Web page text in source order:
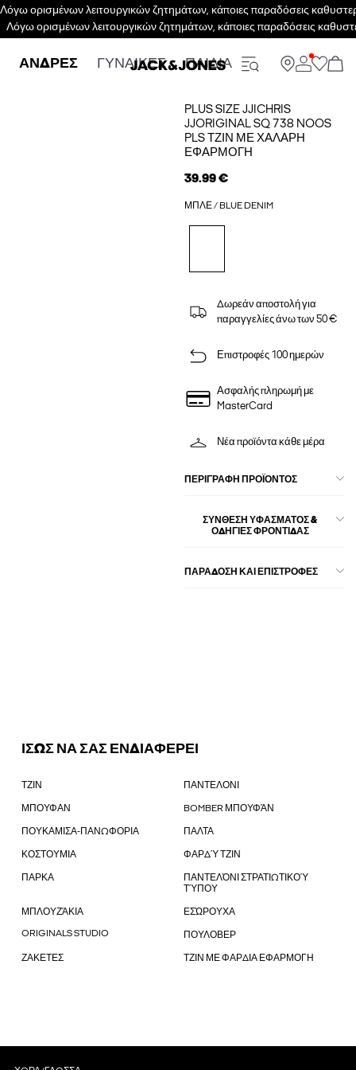
Λόγω ορισμένων λειτουργικών ζητημάτων, κάποιες παραδόσεις
Λόγω ορισμένων λειτουργικών ζητημάτων, κάποιες παραδόσεις
ΑΝΔΡΕΣ ΓΥΝΑΙΚΕΣ ΠΑΙΔΙΑ
PLUS SIZE JJICHRIS
JJORIGINAL SQ 738 NOOS
PLS ΤΖΙΝ ΜΕ ΧΑΛΑΡΉ
ΕΦΑΡΜΟΓΉ
39.99 €
ΜΠΛΕ / BLUE DENIM
Δωρεάν αποστολή για
παραγγελίες άνω των 50 €
Επιστροφές 100 ημερών
Ασφαλής πληρωμή με
MasterCard
Νέα προϊόντα κάθε μέρα
ΠΕΡΙΓΡΑΦΉ ΠΡΟΪΌΝΤΟΣ
ΣΎΝΘΕΣΗ ΥΦΆΣΜΑΤΟΣ &
ΟΔΗΓΊΕΣ ΦΡΟΝΤΊΔΑΣ
ΠΑΡΑΔΟΣΗ ΚΑΙ ΕΠΙΣΤΡΟΦΕΣ
ΙΣΩΣ ΝΑ ΣΑΣ ΕΝΔΙΑΦΕΡΕΙ
ΤΖΙΝ ΠΑΝΤΕΛΟΝΙ
ΜΠΟΥΦΑΝ BOMBER ΜΠΟΥΦΆΝ
ΠΟΥΚΑΜΙΣΑ-ΠΑΝΩΦΟΡΙΑ ΠΑΛΤΑ
ΚΟΣΤΟΥΜΙΑ ΦΑΡΔΎ ΤΖΙΝ
ΠΑΡΚΑ
ΠΑΝΤΕΛΌΝΙ ΣΤΡΑΤΙΩΤΙΚΟΎ
ΤΎΠΟΥ
ΜΠΛΟΥΖΆΚΙΑ ΕΣΏΡΟΥΧΑ
ORIGINALS STUDIO ΠΟΥΛΟΒΕΡ
ΖΑΚΕΤΕΣ ΤΖΙΝ ΜΕ ΦΑΡΔΙΑ ΕΦΑΡΜΟΓΗ